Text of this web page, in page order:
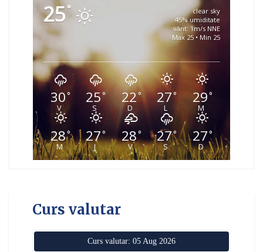
25°
clear sky
45% umiditate
vânt: 1m/s NNE
Max 25 • Min 25
30°
V
25°
S
22°
D
27°
L
29°
M
28°
M
27°
J
28°
V
27°
S
27°
D
Curs valutar
Curs valutar: 05 Aug 2026